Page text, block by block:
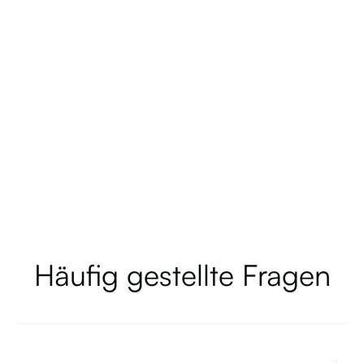
Carrer Mare Nostrum 3, 07181 Palmanova, Spanien
0007
150,00 € 38,00 qm
Häufig gestellte Fragen